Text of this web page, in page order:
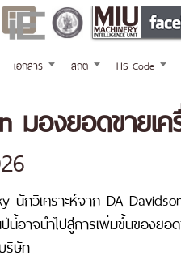
เอกสาร สถิติ HS Code
มองยอดขายเ
นักวิเคราะห์จาก DA
นี้อาจนําไปสู่การเพิ่มขึ้นของยอ
ริษัท